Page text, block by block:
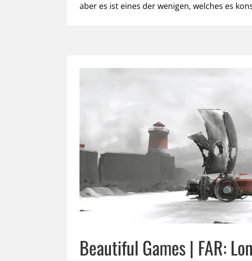
aber es ist eines der wenigen, welches es
Beautiful Games | FAR: